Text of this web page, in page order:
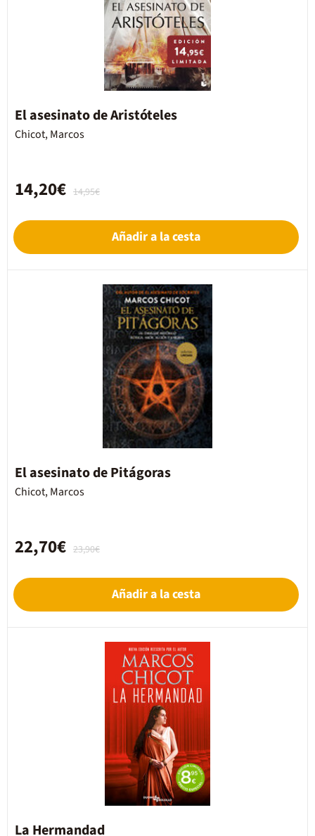
El asesinato de Aristóteles
Chicot, Marcos
14,95€
14,20€
Añadir a la cesta
El asesinato de Pitágoras
Chicot, Marcos
23,90€
22,70€
Añadir a la cesta
La Hermandad